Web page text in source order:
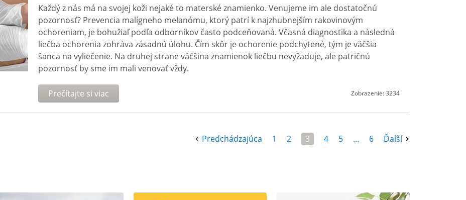
Každý z nás má na svojej koži nejaké to materské znamienko. Venujeme im ale dostatočnú
pozornosť? Prevencia malígneho melanómu, ktorý patrí k najzhubnejším rakovinovým
ochoreniam, je bohužiaľ podľa odborníkov často podceňovaná. Včasná diagnostika a následná
liečba ochorenia zohráva zásadnú úlohu. Čím skôr je ochorenie podchytené, tým je väčšia
šanca na vyliečenie. Na druhej strane väčšina znamienok liečbu nevyžaduje, ale patričnú
pozornosť by sme im mali venovať vždy.
Prečítajte si viac Zobrazenie: 3234
Predchádzajúca 1 2 3 4 5 ... 6 Ďalší